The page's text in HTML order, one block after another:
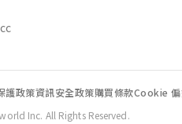
護政策資訊安全政策購買條款Cookie 偏
Inc. All Rights Reserved.